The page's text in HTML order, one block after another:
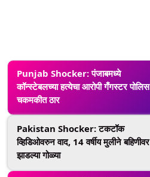
Punjab Shocker: पंजाबमध्ये
कॉन्स्टेबलच्या हत्येचा आरोपी गँगस्टर पोलिस
चकमकीत ठार
Pakistan Shocker: टकटॉक
व्हिडिओवरुन वाद, 14 वर्षीय मुलीने बहिणीवर
झाडल्या गोळ्या